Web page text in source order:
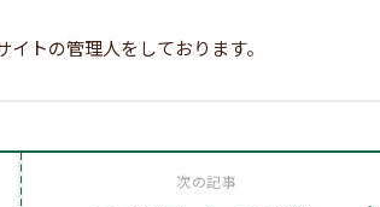
イトの管理人をしております。
次の記事